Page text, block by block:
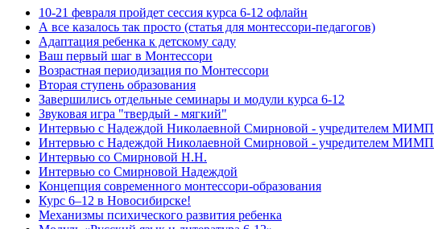
10-21 февраля пройдет сессия курса 6-12 офлайн
А все казалось так просто (статья для монтессори-педагогов)
Адаптация ребенка к детскому саду
Ваш первый шаг в Монтессори
Возрастная периодизация по Монтессори
Вторая ступень образования
Завершились отдельные семинары и модули курса 6-12
Звуковая игра "твердый - мягкий"
Интервью с Надеждой Николаевной Смирновой - учредителем МИМП
Интервью с Надеждой Николаевной Смирновой - учредителем МИМП
Интервью со Смирновой Н.Н.
Интервью со Смирновой Надеждой
Концепция современного монтессори-образования
Курс 6–12 в Новосибирске!
Механизмы психического развития ребенка